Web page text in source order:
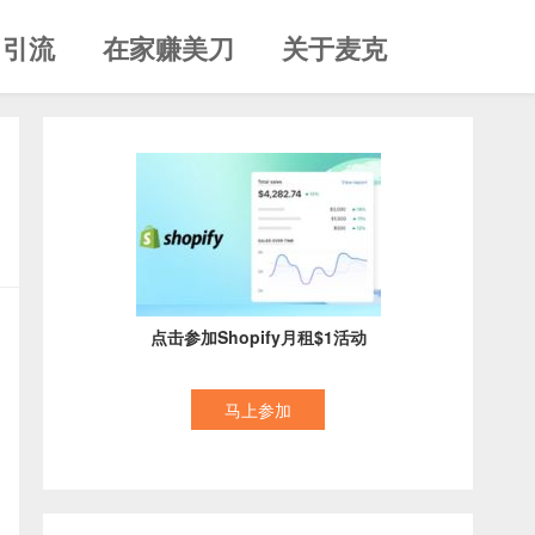
引流 在家赚美刀 关于麦克
点击参加Shopify月租$1活动
马上参加